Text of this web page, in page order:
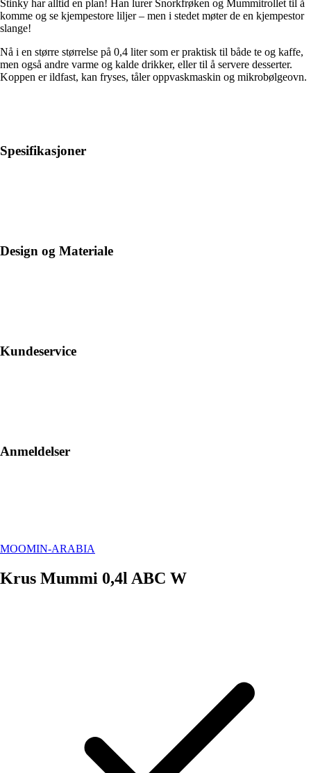
Stinky har alltid en plan! Han lurer Snorkfrøken og Mummitrollet til å
komme og se kjempestore liljer – men i stedet møter de en kjempestor
slange!
Nå i en større størrelse på 0,4 liter som er praktisk til både te og kaffe,
men også andre varme og kalde drikker, eller til å servere desserter.
Koppen er ildfast, kan fryses, tåler oppvaskmaskin og mikrobølgeovn.
Spesifikasjoner
Design og Materiale
Kundeservice
Anmeldelser
MOOMIN-ARABIA
Krus Mummi 0,4l ABC W